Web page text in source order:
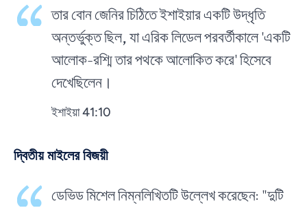
তার বোন জেনির চিঠিতে ইশাইয়ার একটি উদ্ধৃতি
অন্তর্ভুক্ত ছিল, যা এরিক লিডেল পরবর্তীকালে 'একটি
আলোক-রশ্মি তার পথকে আলোকিত করে' হিসেবে
দেখেছিলেন।
ইশাইয়া 41:10
দ্বিতীয় মাইলের বিজয়ী
ডেভিড মিশেল নিম্নলিখিতটি উল্লেখ করেছেন: "দুটি